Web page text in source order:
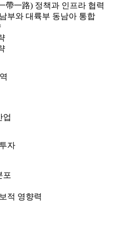
帶一路) 정책과 인프라 협력
부와 대륙부 동남아 통합
업
자
포
적 영향력